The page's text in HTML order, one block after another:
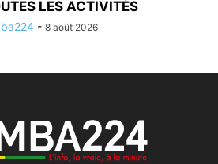
LES ACTIVITÉS
- 8 août 2026